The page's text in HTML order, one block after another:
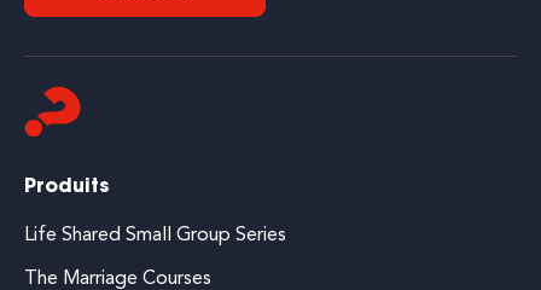
Produits
Life Shared Small Group Series
The Marriage Courses